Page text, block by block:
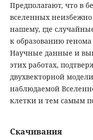
Предполагают, что в
вселенных
нашему, где
к образованию
Научные данные и
этих работах,
двухвекторной
наблюдаемой
клетки и тем самым
Скачивания